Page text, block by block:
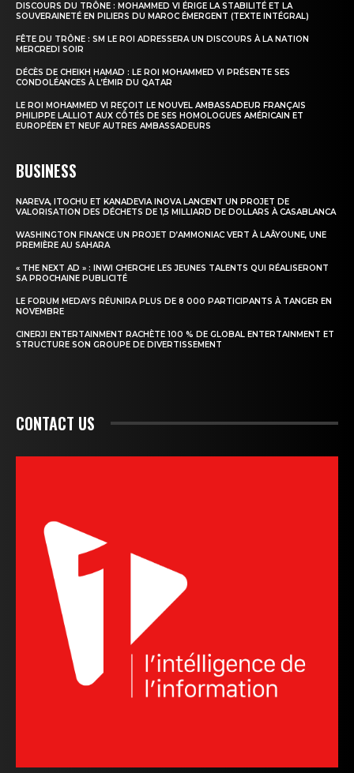
S'ABONNER MAINTENANT
Insight Publications
À propos
Formules d’abonnement
Mon compte
DISCOURS DU TRÔNE : MOHAMMED VI ÉRIGE LA STABILITÉ ET LA
SOUVERAINETÉ EN PILIERS DU MAROC ÉMERGENT (TEXTE INTÉGRAL)
FÊTE DU TRÔNE : SM LE ROI ADRESSERA UN DISCOURS À LA NATION
MERCREDI SOIR
DÉCÈS DE CHEIKH HAMAD : LE ROI MOHAMMED VI PRÉSENTE SES
CONDOLÉANCES À L’ÉMIR DU QATAR
LE ROI MOHAMMED VI REÇOIT LE NOUVEL AMBASSADEUR FRANÇAIS
PHILIPPE LALLIOT AUX CÔTÉS DE SES HOMOLOGUES AMÉRICAIN ET
EUROPÉEN ET NEUF AUTRES AMBASSADEURS
BUSINESS
NAREVA, ITOCHU ET KANADEVIA INOVA LANCENT UN PROJET DE
VALORISATION DES DÉCHETS DE 1,5 MILLIARD DE DOLLARS À CASABLANCA
WASHINGTON FINANCE UN PROJET D’AMMONIAC VERT À LAÂYOUNE, UNE
PREMIÈRE AU SAHARA
« THE NEXT AD » : INWI CHERCHE LES JEUNES TALENTS QUI RÉALISERONT
SA PROCHAINE PUBLICITÉ
LE FORUM MEDAYS RÉUNIRA PLUS DE 8 000 PARTICIPANTS À TANGER EN
NOVEMBRE
CINERJI ENTERTAINMENT RACHÈTE 100 % DE GLOBAL ENTERTAINMENT ET
STRUCTURE SON GROUPE DE DIVERTISSEMENT
CONTACT US